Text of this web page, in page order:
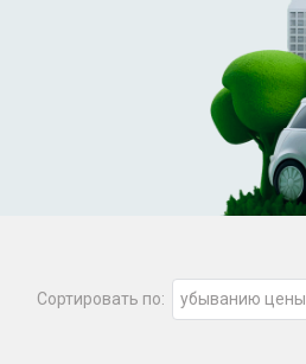
Сортировать по: убыванию цены